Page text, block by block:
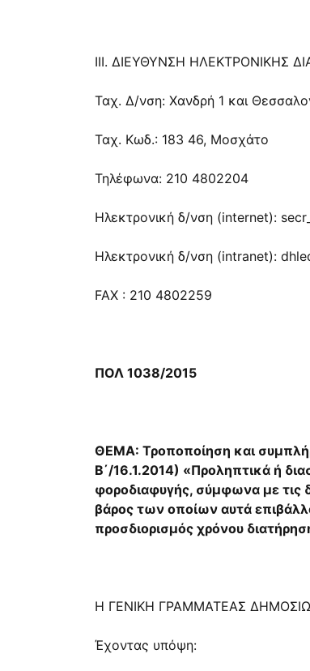
ΙΙΙ. ΔΙΕΥΘΥΝΣΗ ΗΛΕΚΤΡΟΝΙΚΗΣ
Ταχ. Δ/νση: Χανδρή 1 και
Ταχ. Κωδ.: 183 46, Μοσχάτο
Τηλέφωνα: 210 4802204
Ηλεκτρονική δ/νση (internet):
Ηλεκτρονική δ/νση (intranet):
FAX : 210 4802259
ΠΟΛ 1038/2015
ΘΕΜΑ: Τροποποίηση και
Β΄/16.1.2014) «Προληπτικά ή
φοροδιαφυγής, σύμφωνα με τις
βάρος των οποίων αυτά
προσδιορισμός χρόνου
Η ΓΕΝΙΚΗ ΓΡΑΜΜΑΤΕΑΣ
Έχοντας υπόψη: